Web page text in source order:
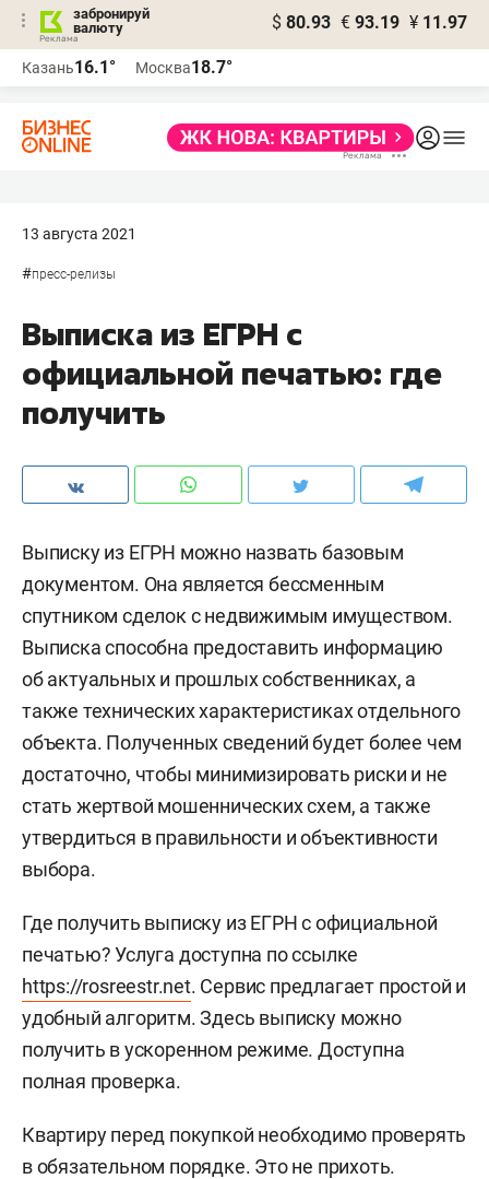
забронируй
валюту
$ 80.93 € 93.19 ¥ 11.97
Казань16.1° Москва18.7°
13 августа 2021
#пресс-релизы
Выписка из ЕГРН с
официальной печатью: где
получить
Выписку из ЕГРН можно назвать базовым
документом. Она является бессменным
спутником сделок с недвижимым имуществом.
Выписка способна предоставить информацию
об актуальных и прошлых собственниках, а
также технических характеристиках отдельного
объекта. Полученных сведений будет более чем
достаточно, чтобы минимизировать риски и не
стать жертвой мошеннических схем, а также
утвердиться в правильности и объективности
выбора.
Где получить выписку из ЕГРН с официальной
печатью? Услуга доступна по ссылке
https://rosreestr.net. Сервис предлагает простой и
удобный алгоритм. Здесь выписку можно
получить в ускоренном режиме. Доступна
полная проверка.
Квартиру перед покупкой необходимо проверять
в обязательном порядке. Это не прихоть.